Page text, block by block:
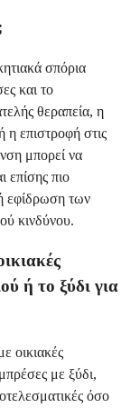
σπόρια
και το
θεραπεία, η
επιστροφή στις
μπορεί να
επίσης πιο
εφίδρωση των
κινδύνου.
ή το ξύδι για
οικιακές
με ξύδι,
όσο